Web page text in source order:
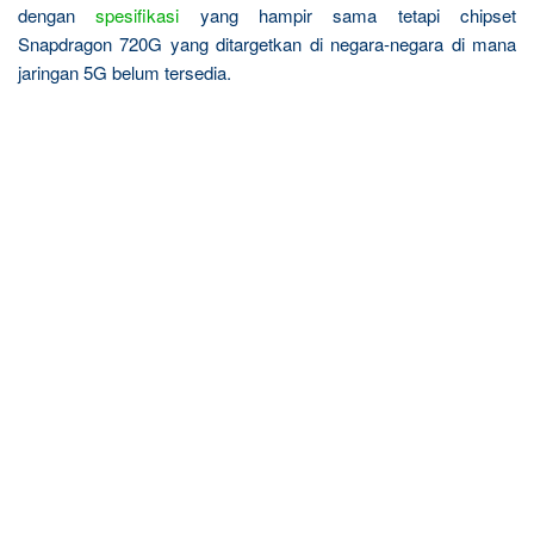
denganspesifikasi yang hampir sama tetapi chipset
Snapdragon 720G yang ditargetkan di negara-negara di mana
jaringan 5G belum tersedia.